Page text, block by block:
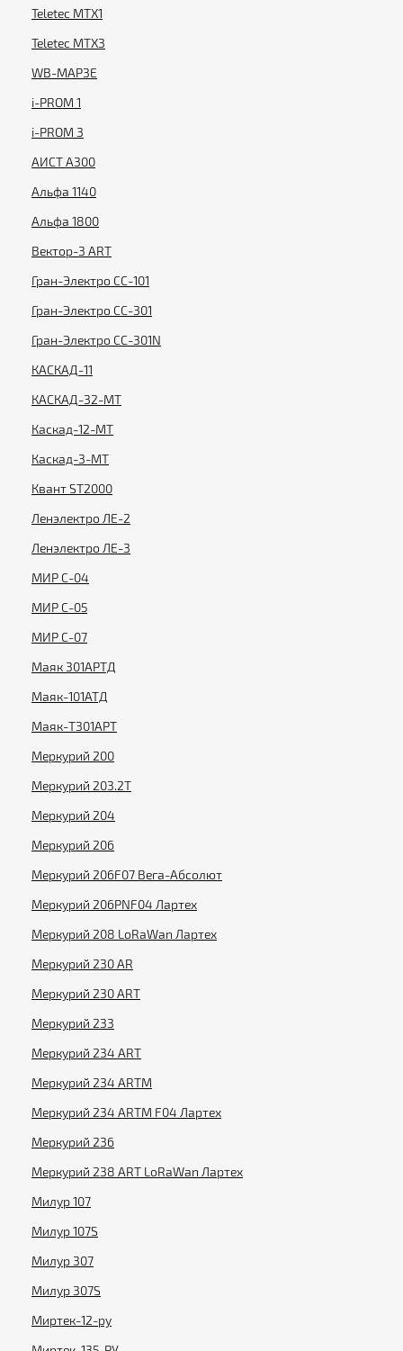
Teletec MTX1
Teletec MTX3
WB-MAP3E
i-PROM 1
i-PROM 3
АИСТ А300
Альфа 1140
Альфа 1800
Вектор-3 ART
Гран-Электро СС-101
Гран-Электро СС-301
Гран-Электро СС-301N
КАСКАД-11
КАСКАД-32-МТ
Каскад-12-МТ
Каскад-3-МТ
Квант ST2000
Ленэлектро ЛЕ-2
Ленэлектро ЛЕ-3
МИР С-04
МИР С-05
МИР С-07
Маяк 301АРТД
Маяк-101АТД
Маяк-T301АРТ
Меркурий 200
Меркурий 203.2Т
Меркурий 204
Меркурий 206
Меркурий 206F07 Вега-Абсолют
Меркурий 206PNF04 Лартех
Меркурий 208 LoRaWan Лартех
Меркурий 230 AR
Меркурий 230 ART
Меркурий 233
Меркурий 234 ART
Меркурий 234 ARTM
Меркурий 234 ARTM F04 Лартех
Меркурий 236
Меркурий 238 ART LoRaWan Лартех
Милур 107
Милур 107S
Милур 307
Милур 307S
Миртек-12-ру